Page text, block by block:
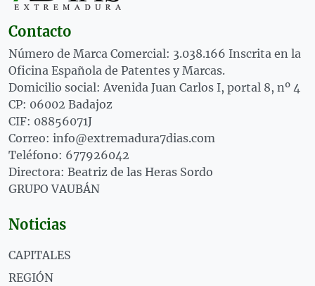
Contacto
Número de Marca Comercial: 3.038.166 Inscrita en la
Oficina Española de Patentes y Marcas.
Domicilio social: Avenida Juan Carlos I, portal 8, nº 4
CP: 06002 Badajoz
CIF: 08856071J
Correo: info@extremadura7dias.com
Teléfono: 677926042
Directora: Beatriz de las Heras Sordo
GRUPO VAUBÁN
Noticias
CAPITALES
REGIÓN